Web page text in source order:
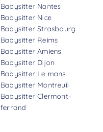
Babysitter Nantes
Babysitter Nice
Babysitter Strasbourg
Babysitter Reims
Babysitter Amiens
Babysitter Dijon
Babysitter Le mans
Babysitter Montreuil
Babysitter Clermont-
ferrand